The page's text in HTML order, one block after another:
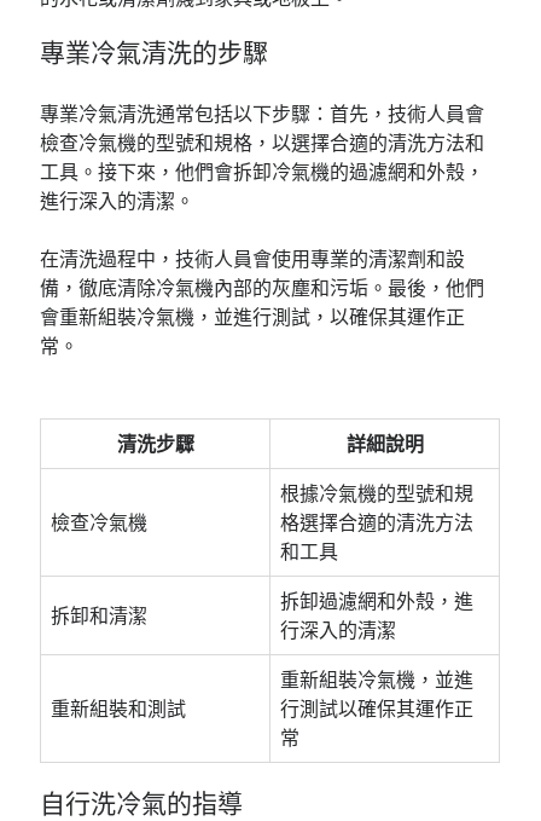
專業冷氣清洗的步驟
專業冷氣清洗通常包括以下步驟：首先，技術人員會
檢查冷氣機的型號和規格，以選擇合適的清洗方法和
工具。接下來，他們會拆卸冷氣機的過濾網和外殼，
進行深入的清潔。
在清洗過程中，技術人員會使用專業的清潔劑和設
備，徹底清除冷氣機內部的灰塵和污垢。最後，他們
會重新組裝冷氣機，並進行測試，以確保其運作正
常。
清洗步驟 詳細說明
檢查冷氣機
根據冷氣機的型號和規
格選擇合適的清洗方法
和工具
拆卸和清潔
拆卸過濾網和外殼，進
行深入的清潔
重新組裝和測試
重新組裝冷氣機，並進
行測試以確保其運作正
常
自行洗冷氣的指導